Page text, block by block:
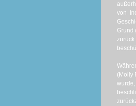
von
Grund
(Molly